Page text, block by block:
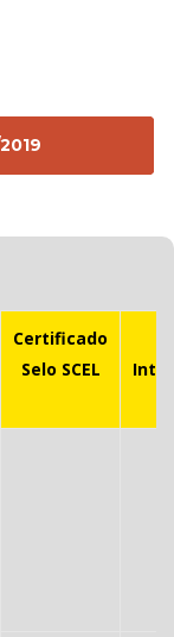
Certificado
Selo SCEL